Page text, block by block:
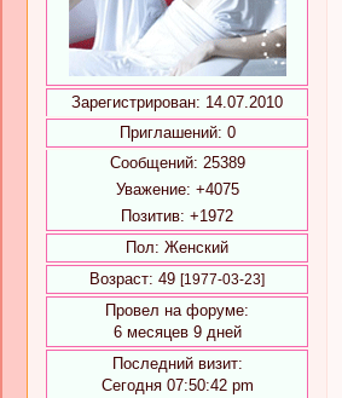
Зарегистрирован: 14.07.2010
Приглашений: 0
Сообщений: 25389
Уважение: +4075
Позитив: +1972
Пол: Женский
Возраст: 49 [1977-03-23]
Провел на форуме:
6 месяцев 9 дней
Последний визит:
Сегодня 07:50:42 pm